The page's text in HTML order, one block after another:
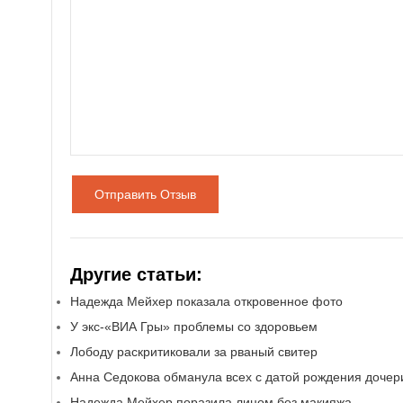
Отправить Отзыв
Другие статьи:
Надежда Мейхер показала откровенное фото
У экс-«ВИА Гры» проблемы со здоровьем
Лободу раскритиковали за рваный свитер
Анна Седокова обманула всех с датой рождения